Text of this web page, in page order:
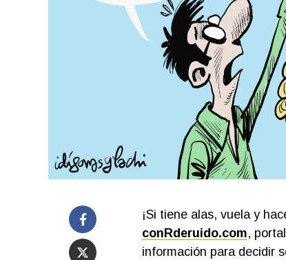
¡Si tiene alas, vuela y
conRderuido.com,
información para decidir